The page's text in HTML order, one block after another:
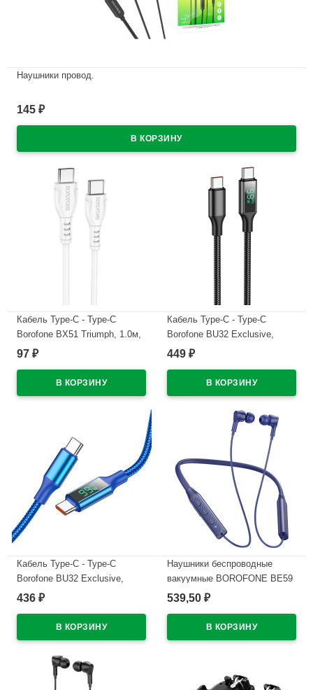
Наушники провод.
145 ₽
Кабель Type-C - Type-C
Borofone BX51 Triumph, 1.0м,
3,0А, 60Вт, PD, QC 3.0, FCP,
97 ₽
Кабель Type-C - Type-C
Borofone BU32 Exclusive,
1.2м, 3.0A, 100Вт, QC3.0,
449 ₽
Кабель Type-C - Type-C
Borofone BU32 Exclusive,
1.2м, 3.0A, цвет: синий
436 ₽
Наушники беспроводные
вакуумные BOROFONE BE59
цв.синий
539,50 ₽